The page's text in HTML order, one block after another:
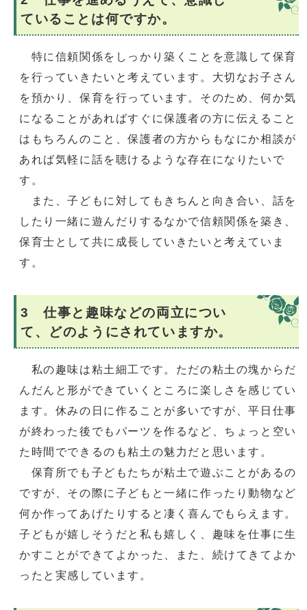
ていることは何ですか。
特に信頼関係をしっかり築くことを意識して保育
を行っていきたいと考えています。大切なお子さん
を預かり、保育を行っています。そのため、何か気
になることがあればすぐに保護者の方に伝えること
はもちろんのこと、保護者の方からもなにか相談が
あれば気軽に話を聴けるような存在になりたいで
す。
また、子どもに対してもきちんと向き合い、話を
したり一緒に遊んだりするなかで信頼関係を築き、
保育士として共に成長していきたいと考えていま
す。
3 仕事と趣味などの両立につい
て、どのようにされていますか。
私の趣味は粘土細工です。ただの粘土の塊からだ
んだんと形ができていくところに楽しさを感じてい
ます。休みの日に作ることが多いですが、平日仕事
が終わった後でもパーツを作るなど、ちょっと空い
た時間でできるのも粘土の魅力だと思います。
保育所でも子どもたちが粘土で遊ぶことがあるの
ですが、その際に子どもと一緒に作ったり動物など
何か作ってあげたりすると凄く喜んでもらえます。
子どもが嬉しそうだと私も嬉しく、趣味を仕事に生
かすことができてよかった、また、続けてきてよか
ったと実感しています。